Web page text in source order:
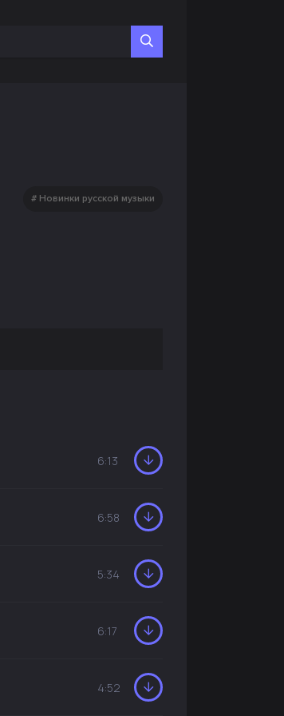
Новинки русской музыки
6:13
6:58
5:34
6:17
4:52